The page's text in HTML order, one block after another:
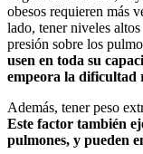
obesos requieren más
lado, tener niveles
presión sobre los
usen en toda su
empeora la dificultad
Además, tener peso
Este factor también
pulmones, y pueden